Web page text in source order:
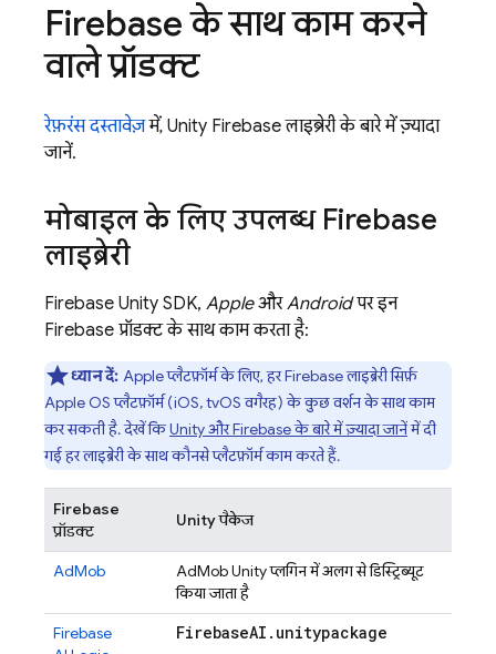
Firebase के साथ काम करने
वाले प्रॉडक्ट
रेफ़रंस दस्तावेज़में, Unity Firebase लाइब्रेरी के बारे में ज़्यादा
जानें.
मोबाइल के लिए उपलब्ध Firebase
लाइब्रेरी
Firebase Unity SDK, AppleऔरAndroidपर इन
Firebase प्रॉडक्ट के साथ काम करता है:
ध्यान दें: Apple प्लैटफ़ॉर्म के लिए, हर Firebase लाइब्रेरी सिर्फ़
Apple OS प्लैटफ़ॉर्म (iOS, tvOS वगैरह) के कुछ वर्शन के साथ काम
कर सकती है. देखें किUnity और Firebase के बारे में ज़्यादा जानेंमें दी
गई हर लाइब्रेरी के साथ कौनसे प्लैटफ़ॉर्म काम करते हैं.
Firebase
प्रॉडक्ट
Unity पैकेज
AdMob AdMobUnity प्लगिन में अलग से डिस्ट्रिब्यूट
किया जाता है
Firebase
FirebaseAI . unitypackage